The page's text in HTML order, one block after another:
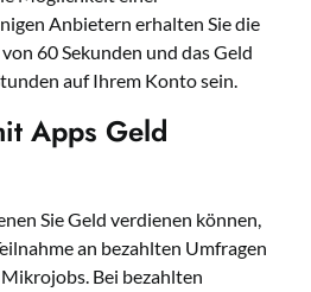
Anbietern erhalten Sie die
60 Sekunden und das Geld
auf Ihrem Konto sein.
Apps Geld
Sie Geld verdienen können,
an bezahlten Umfragen
Bei bezahlten